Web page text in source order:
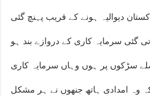
دیوالیہ ہونے کے قریب پہنچ گئی
گئی سرمایہ کاری کے دروازے بند ہو
سڑکوں پر ہوں وہاں سرمایہ کاری
وہ امدادی ہاتھ جنھوں نے ہر مشکل